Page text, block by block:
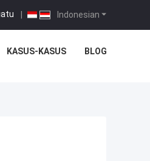
Indonesian
|
KASUS-KASUS BLOG